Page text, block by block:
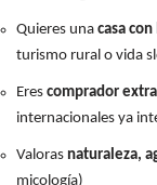
Quieres una casa
turismo rural o vida
Eres comprador
internacionales ya
Valoras naturaleza,
micología)